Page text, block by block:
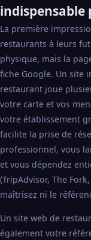
La première
restaurants à leurs
physique, mais la
fiche Google. Un site
restaurant joue
votre carte et vos
votre établissement
facilite la prise de
professionnel, vous
et vous dépendez
(TripAdvisor, The
maîtrisez ni le
Un site web de
également votre